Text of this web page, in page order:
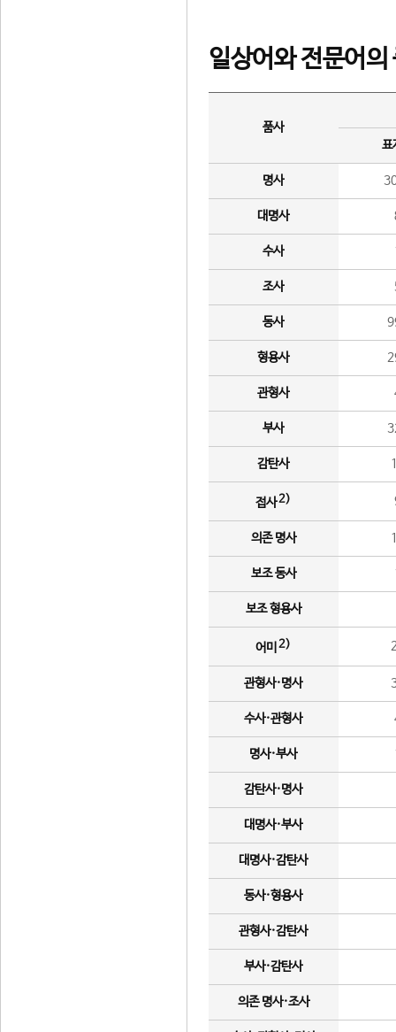
일상어와 전문어의
품사
표
명사
대명사
수사
조사
동사
형용사
관형사
부사
감탄사
접사2)
의존 명사
보조 동사
보조 형용사
어미 2)
관형사·명사
수사·관형사
명사·부사
감탄사·명사
대명사·부사
대명사·감탄사
동사·형용사
관형사·감탄사
부사·감탄사
의존 명사·조사